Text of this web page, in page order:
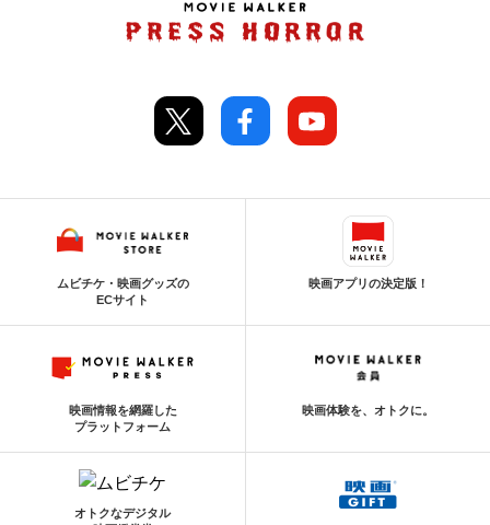
ムビチケ・映画グッズの
ECサイト
映画アプリの決定版！
映画情報を網羅した
プラットフォーム
映画体験を、オトクに。
オトクなデジタル